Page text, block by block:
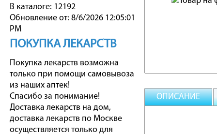
В каталоге: 12192
Обновление от: 8/6/2026 12:05:01
PM
ПОКУПКА ЛЕКАРСТВ
Покупка лекарств возможна
только при помощи самовывоза
из наших аптек!
Спасибо за понимание!
Доставка лекарств на дом,
доставка лекарств по Москве
осуществляется только для
ОПИСАНИЕ